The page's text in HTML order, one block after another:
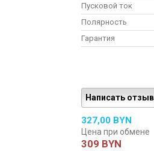
Пусковой ток
Полярность
Гарантия
Написать отзыв
327,00 BYN
Цена при обмене
309 BYN